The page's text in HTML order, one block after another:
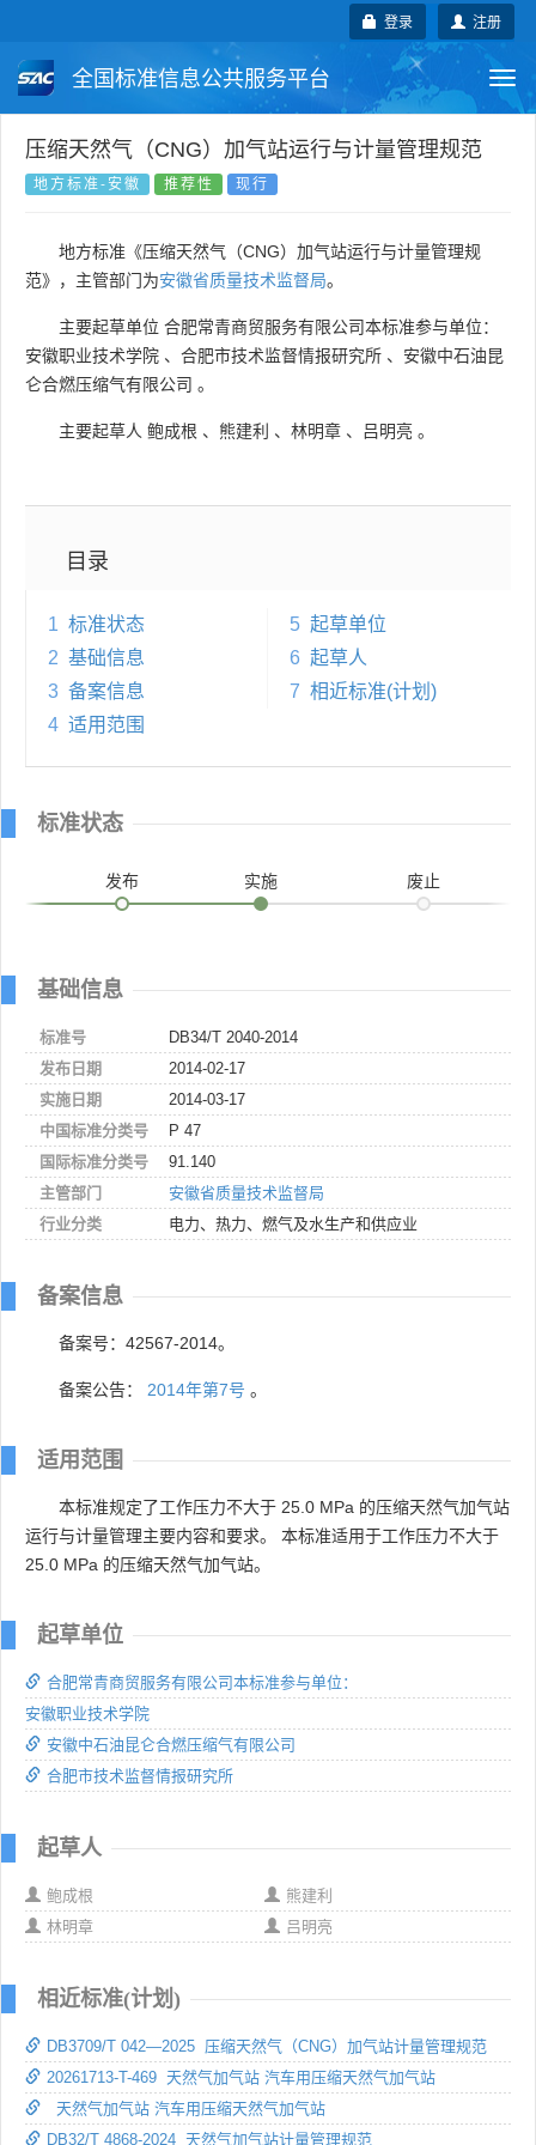
注册
登录
全国标准信息公共服务平台
国家标准 行业标准 地方标准
国外标准 技术委员会
压缩天然气（CNG）加气站运行与计量管理规范
地方标准-安徽 推荐性 现行
地方标准《压缩天然气（CNG）加气站运行与计量管理规
范》，主管部门为安徽省质量技术监督局。
主要起草单位 合肥常青商贸服务有限公司本标准参与单位：
安徽职业技术学院 、 合肥市技术监督情报研究所 、 安徽中石油昆
仑合燃压缩气有限公司 。
主要起草人 鲍成根 、 熊建利 、 林明章 、 吕明亮 。
目录
1 标准状态
2 基础信息
3 备案信息
4 适用范围
5 起草单位
6 起草人
7 相近标准(计划)
标准状态
发布 实施 废止
基础信息
标准号
DB34/T 2040-2014
发布日期
2014-02-17
实施日期
2014-03-17
中国标准分类号
P 47
国际标准分类号
91.140
主管部门
安徽省质量技术监督局
行业分类
电力、热力、燃气及水生产和供应业
备案信息
备案号：42567-2014。
备案公告： 2014年第7号 。
适用范围
本标准规定了工作压力不大于 25.0 MPa 的压缩天然气加气站
运行与计量管理主要内容和要求。 本标准适用于工作压力不大于
25.0 MPa 的压缩天然气加气站。
起草单位
合肥常青商贸服务有限公司本标准参与单位：
安徽职业技术学院
安徽中石油昆仑合燃压缩气有限公司
合肥市技术监督情报研究所
起草人
鲍成根
熊建利
林明章
吕明亮
相近标准(计划)
DB3709/T 042—2025 压缩天然气（CNG）加气站计量管理规范
20261713-T-469 天然气加气站 汽车用压缩天然气加气站
天然气加气站 汽车用压缩天然气加气站
DB32/T 4868-2024 天然气加气站计量管理规范